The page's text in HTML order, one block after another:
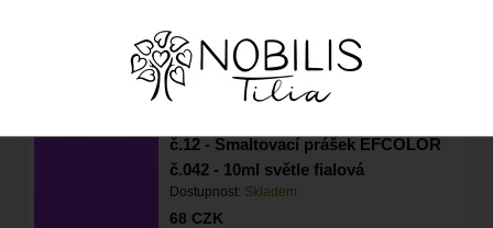
č.002 - 10ml slonová kost
Dostupnost: Skladem
68 CZK
č.12 - Smaltovací prášek EFCOLOR
č.042 - 10ml světle fialová
Dostupnost: Skladem
68 CZK